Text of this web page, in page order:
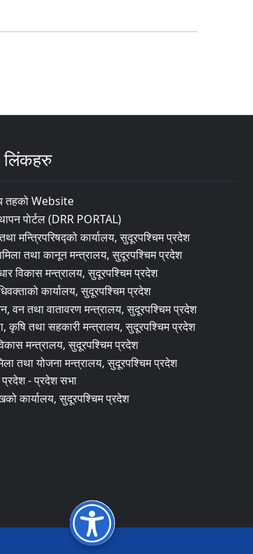
लिंकहरु
तहको Website
पाेर्टल (DRR PORTAL)
मन्त्रिपरिषद्को कार्यालय, सुदूरपश्चिम प्रदेश
तथा कानून मन्त्रालय, सुदूरपश्चिम प्रदेश
विकास मन्त्रालय, सुदूरपश्चिम प्रदेश
कार्यालय, सुदूरपश्चिम प्रदेश
वन तथा वातावरण मन्त्रालय, सुदूरपश्चिम प्रदेश
कृषि तथा सहकारी मन्त्रालय, सुदूरपश्चिम प्रदेश
मन्त्रालय, सुदूरपश्चिम प्रदेश
तथा योजना मन्त्रालय, सुदूरपश्चिम प्रदेश
- प्रदेश सभा
कार्यालय, सुदूरपश्चिम प्रदेश